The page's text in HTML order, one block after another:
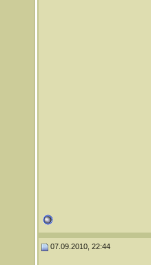
07.09.2010, 22:44